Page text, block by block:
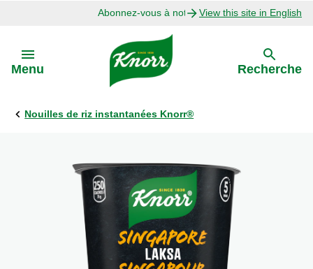
Abonnez-vous à notre infolettreView this site in English
Menu
Précédent
Recettes avec Bouillon
Recettes par Ingrédient
Recherche
Nouilles de riz instantanées Knorr®